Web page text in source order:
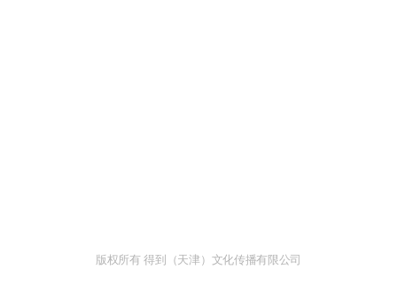
版权所有 得到（天津）文化传播有限公司